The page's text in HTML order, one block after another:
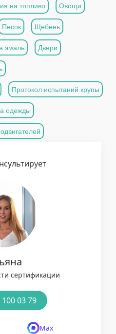
на топливо Овощи
Песок Щебень
эмаль Двери
Протокол испытаний крупы
одежды
сертификации
03 79
Max